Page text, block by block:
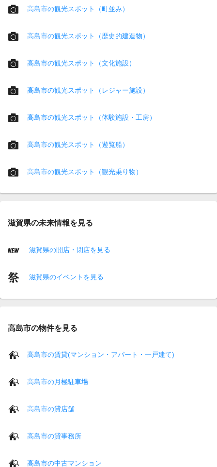
高島市の観光スポット（町並み）
高島市の観光スポット（歴史的建造物）
高島市の観光スポット（文化施設）
高島市の観光スポット（レジャー施設）
高島市の観光スポット（体験施設・工房）
高島市の観光スポット（遊覧船）
高島市の観光スポット（観光乗り物）
滋賀県の未来情報を見る
滋賀県の開店・閉店を見る
滋賀県のイベントを見る
高島市の物件を見る
高島市の賃貸(マンション・アパート・一戸建て)
高島市の月極駐車場
高島市の貸店舗
高島市の貸事務所
高島市の中古マンション